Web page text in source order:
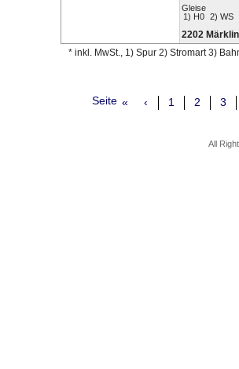
Gleise
1) H0 2) WS
2202 Märklin
* inkl. MwSt., 1) Spur 2) Stromart 3)
Seite « ‹ 1 2 3
All